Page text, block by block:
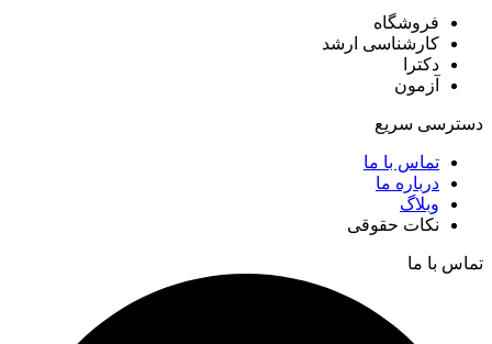
فروشگاه
کارشناسی ارشد
دکترا
آزمون
دسترسی سریع
تماس با ما
درباره ما
وبلاگ
نکات حقوقی
تماس با ما